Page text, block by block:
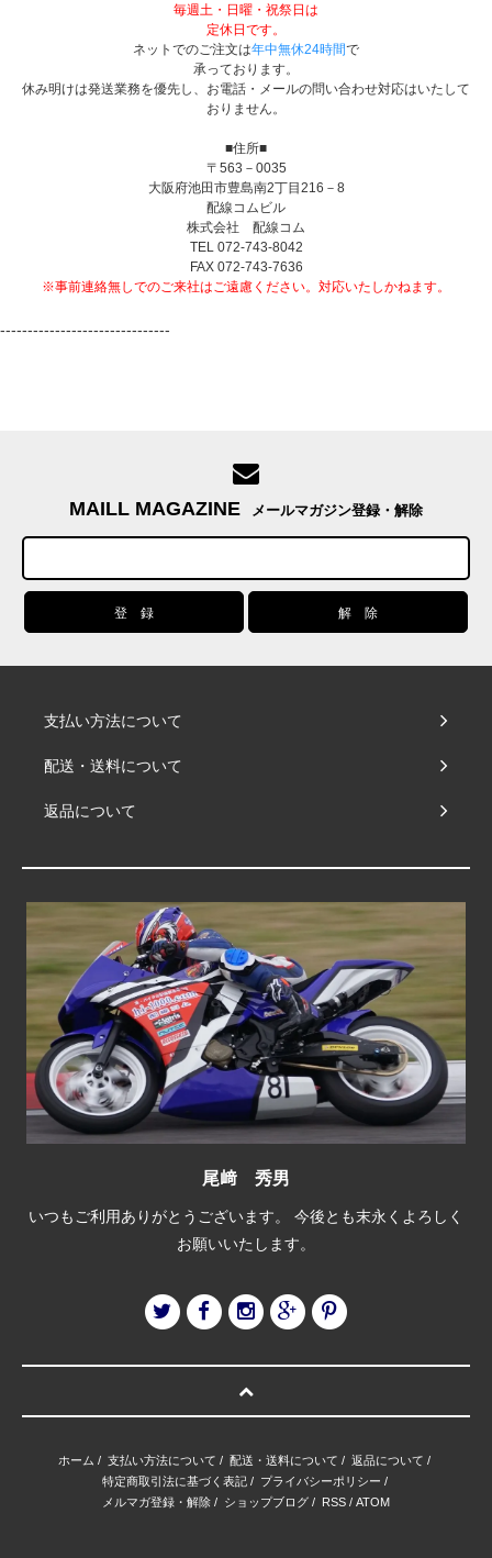
毎週土・日曜・祝祭日は
定休日です。
ネットでのご注文は年中無休24時間で
承っております。
休み明けは発送業務を優先し、お電話・メールの問い合わせ対応はいたして
おりません。
■住所■
〒563－0035
大阪府池田市豊島南2丁目216－8
配線コムビル
株式会社 配線コム
TEL 072-743-8042
FAX 072-743-7636
※事前連絡無しでのご来社はご遠慮ください。対応いたしかねます。
-------------------------------
MAILL MAGAZINE メールマガジン登録・解除
支払い方法について
配送・送料について
返品について
尾﨑 秀男
いつもご利用ありがとうございます。 今後とも末永くよろしく
お願いいたします。
ホーム / 支払い方法について / 配送・送料について / 返品について /
特定商取引法に基づく表記/ プライバシーポリシー /
メルマガ登録・解除 / ショップブログ / RSS / ATOM